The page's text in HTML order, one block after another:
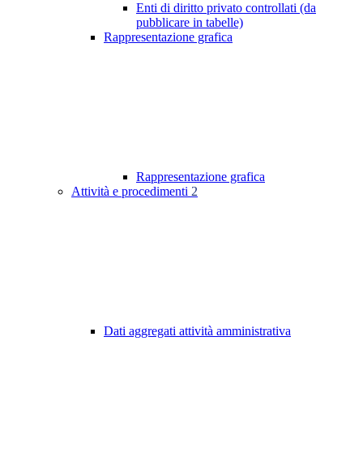
Enti di diritto privato controllati (da
pubblicare in tabelle)
Rappresentazione grafica
Rappresentazione grafica
Attività e procedimenti 2
Dati aggregati attività amministrativa